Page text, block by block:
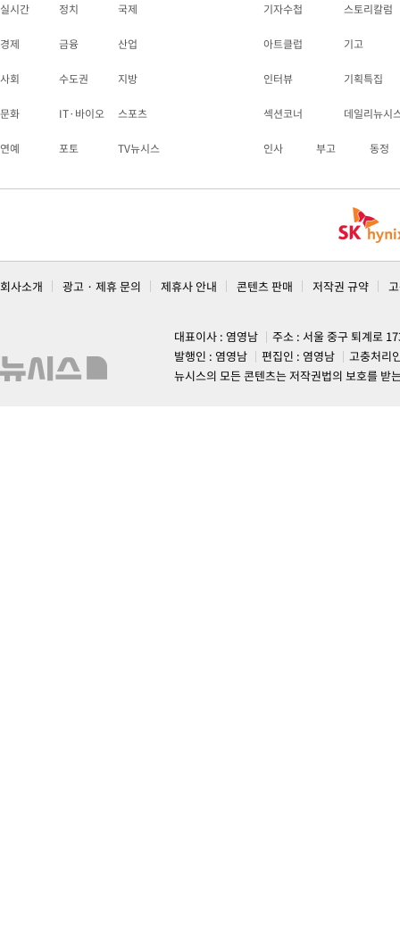
실시간 정치 국제
경제 금융 산업
사회 수도권 지방
문화 IT·바이오 스포츠
연예 포토 TV뉴시스
기자수첩 스토리칼럼
아트클럽 기고
인터뷰 기획특집
섹션코너 데일리뉴시
인사 부고 동정
회사소개 광고 · 제휴 문의 제휴사 안내 콘텐츠 판매 저작권 규약
대표이사 : 염영남
주소 : 서울 중구 퇴계로
발행인 : 염영남
편집인 : 염영남
고충처리
뉴시스의 모든 콘텐츠는 저작권법의 보호를